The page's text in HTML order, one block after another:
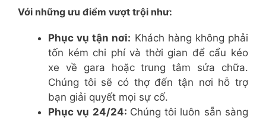
Với những ưu điểm vượt trội như:
Phục vụ tận nơi: Khách hàng không phải
tốn kém chi phí và thời gian để cẩu kéo
xe về gara hoặc trung tâm sửa chữa.
Chúng tôi sẽ có thợ đến tận nơi hỗ trợ
bạn giải quyết mọi sự cố.
Phục vụ 24/24: Chúng tôi luôn sẵn sàng